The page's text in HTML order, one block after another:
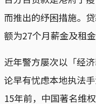
而推出的纾困措施。
额为27个月薪金及租
近年警方屡次以「经
论早有忧虑本地执法
15年前，中国著名维